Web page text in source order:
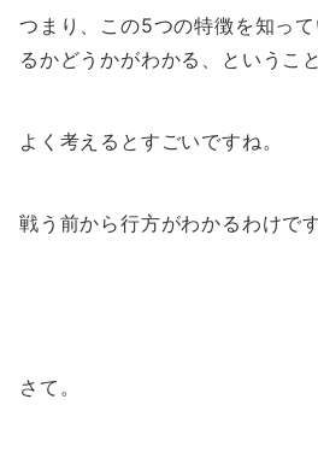
つまり、この5つの特徴を知っ
るかどうかがわかる、というこ
よく考えるとすごいですね。
戦う前から行方がわかるわけです
さて。